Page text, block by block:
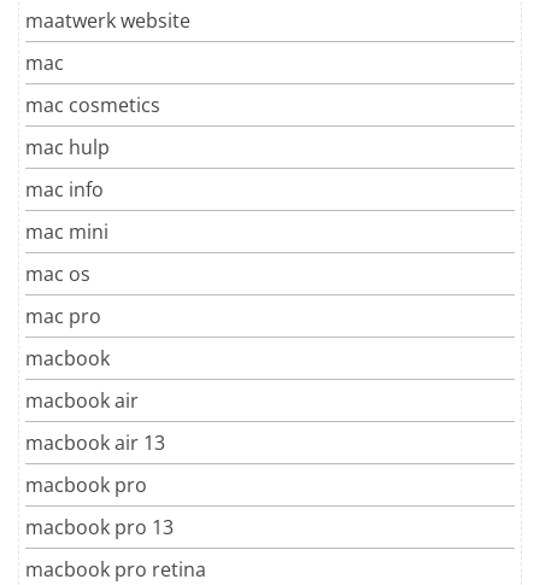
maatwerk website
mac
mac cosmetics
mac hulp
mac info
mac mini
mac os
mac pro
macbook
macbook air
macbook air 13
macbook pro
macbook pro 13
macbook pro retina